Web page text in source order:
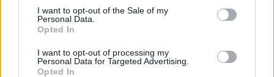
consent section.
I want to opt-out of the Sale of my
Personal Data.
Opted In
I want to opt-out of processing my
Personal Data for Targeted Advertising.
Opted In